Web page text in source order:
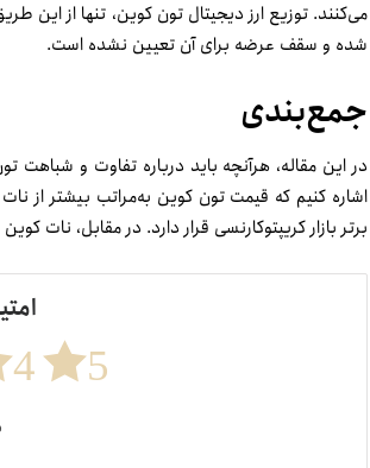
شده و سقف عرضه برای آن تعیین نشده است.
جمع‌بندی
در این مقاله، هرآنچه باید درباره تفاوت و
برتر بازار کریپتوکارنسی قرار دارد. در مقابل، نات کوین رتبه ۱۶۶ را در نیمه بهمن ۱۴۰۳ از این حیث ازآنِ خود
5
4